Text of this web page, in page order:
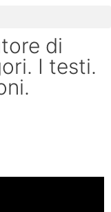
di
I testi.